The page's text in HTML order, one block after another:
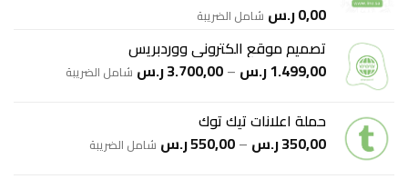
تم التقييم
من 5 0,00ر.س شامل الضريبة
تصميم موقع الكتروني ووردبريس
1.499,00ر.س –
3.700,00ر.س نطاق
خلال
شامل الضريبة
حملة اعلانات تيك توك
350,00ر.س –
550,00ر.س نطاق
شامل الضريبة